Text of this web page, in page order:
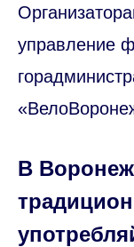
управление
В